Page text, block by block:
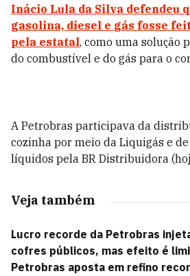
Inácio Lula da Silva defendeu
gasolina, diesel e gás fosse
pela estatal, como uma solução
do combustível e do gás para o
A Petrobras participava da
cozinha por meio da Liquigás e
líquidos pela BR Distribuidora
Veja também
Lucro recorde da Petrobras
cofres públicos, mas efeito é
Petrobras aposta em refino